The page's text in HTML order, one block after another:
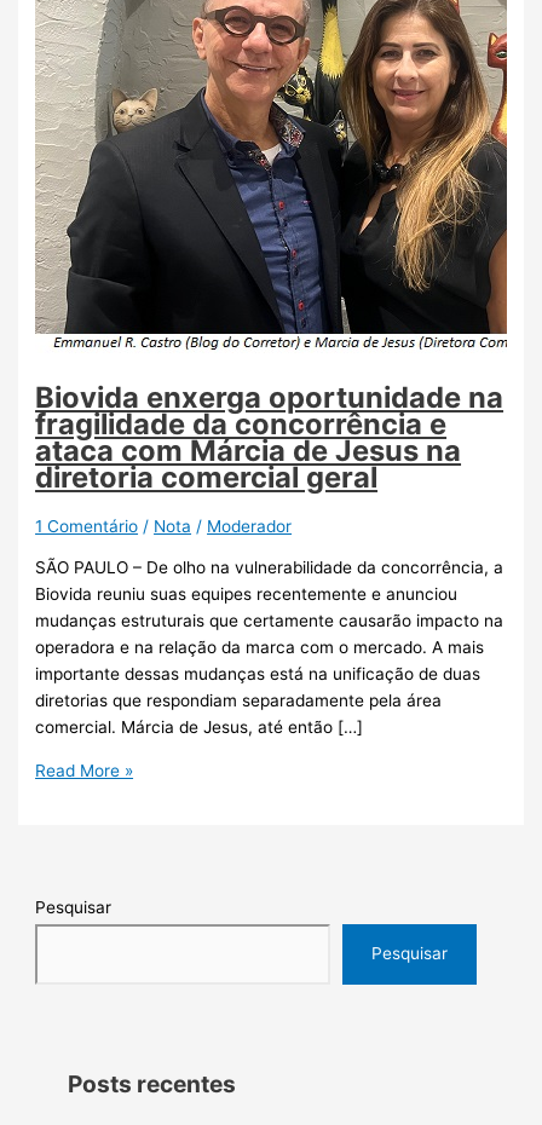
Biovida enxerga oportunidade na
fragilidade da concorrência e
ataca com Márcia de Jesus na
diretoria comercial geral
1 Comentário / Nota / Moderador
SÃO PAULO – De olho na vulnerabilidade da concorrência, a
Biovida reuniu suas equipes recentemente e anunciou
mudanças estruturais que certamente causarão impacto na
operadora e na relação da marca com o mercado. A mais
importante dessas mudanças está na unificação de duas
diretorias que respondiam separadamente pela área
comercial. Márcia de Jesus, até então […]
Read More »
Pesquisar
Pesquisar
Posts recentes